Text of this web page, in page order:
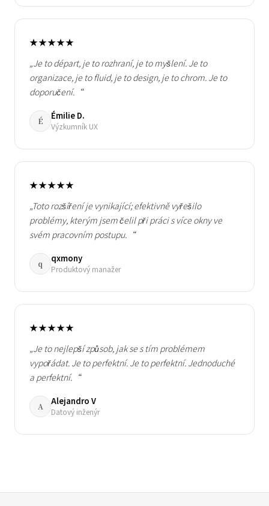
★★★★★
„Je to départ, je to rozhraní, je to myšlení. Je to
organizace, je to fluid, je to design, je to chrom. Je to
doporučení.“
É Émilie D.
Výzkumník UX
★★★★★
„Toto rozšíření je vynikající; efektivně vyřešilo
problémy, kterým jsem čelil při práci s více okny ve
svém pracovním postupu.“
q qxmony
Produktový manažer
★★★★★
„Je to nejlepší způsob, jak se s tím problémem
vypořádat. Je to perfektní. Je to perfektní. Jednoduché
a perfektní.“
A Alejandro V
Datový inženýr